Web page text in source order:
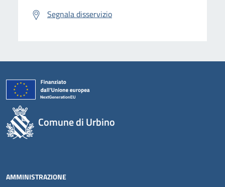
Segnala disservizio
Comune di Urbino
AMMINISTRAZIONE